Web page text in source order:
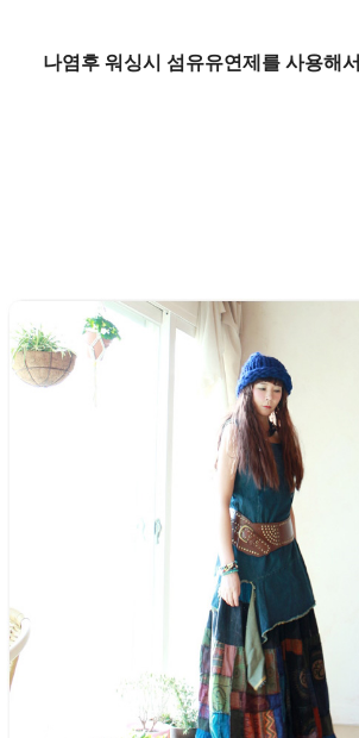
나염후 워싱시 섬유유연제를 사용해